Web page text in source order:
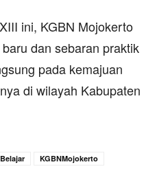
ini, KGBN Mojokerto
dan sebaran praktik
pada kemajuan
di wilayah Kabupaten
KGBNMojokerto